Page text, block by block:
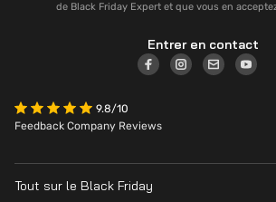
de Black Friday Expert et que vous en
Entrer en contact
9.8/10
Feedback Company Reviews
Tout sur le Black Friday